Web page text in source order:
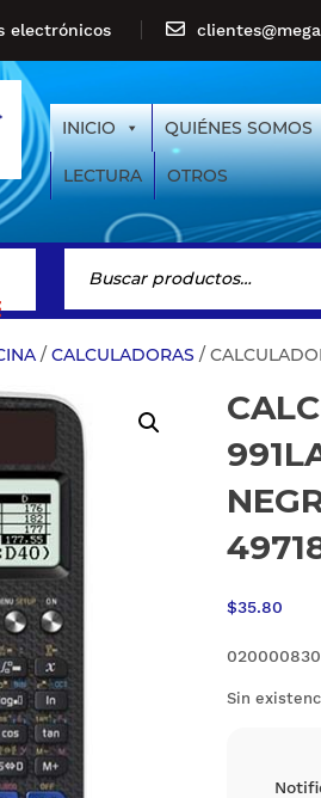
electrónicos
INICIO QUIÉNES SOMOS
LECTURA OTROS
/ CALCULADORAS /
$35.80
Sin